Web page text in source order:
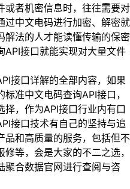
或者机密信息时，往往需要对
过中文电码进行加密、解密就
解法的人才能读懂传输的保密
API接口就能实现对大量文件
口详解的全部内容，如果
准中文电码查询API接口，
，作为API接口行业内有口
接口技术有自己的坚持与追
品和高质量的服务，包括但不
等，会是大家的不二之选，
聚合数据官网进行查阅与咨